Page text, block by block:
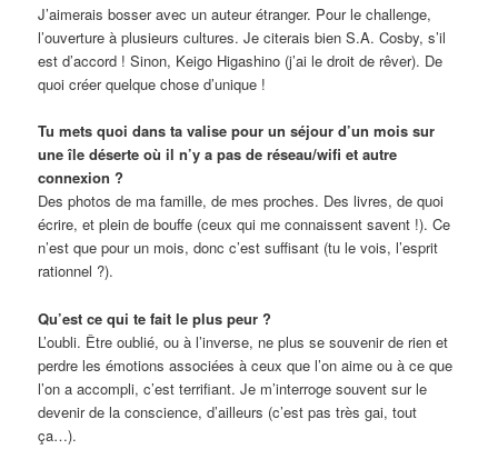
J’aimerais bosser avec un auteur étranger. Pour le challenge,
l’ouverture à plusieurs cultures. Je citerais bien S.A. Cosby, s’il
est d’accord ! Sinon, Keigo Higashino (j’ai le droit de rêver). De
quoi créer quelque chose d’unique !
Tu mets quoi dans ta valise pour un séjour d’un mois sur
une île déserte où il n’y a pas de réseau/wifi et autre
connexion ?
Des photos de ma famille, de mes proches. Des livres, de quoi
écrire, et plein de bouffe (ceux qui me connaissent savent !). Ce
n’est que pour un mois, donc c’est suffisant (tu le vois, l’esprit
rationnel ?).
Qu’est ce qui te fait le plus peur ?
L’oubli. Être oublié, ou à l’inverse, ne plus se souvenir de rien et
perdre les émotions associées à ceux que l’on aime ou à ce que
l’on a accompli, c’est terrifiant. Je m’interroge souvent sur le
devenir de la conscience, d’ailleurs (c’est pas très gai, tout
ça…).